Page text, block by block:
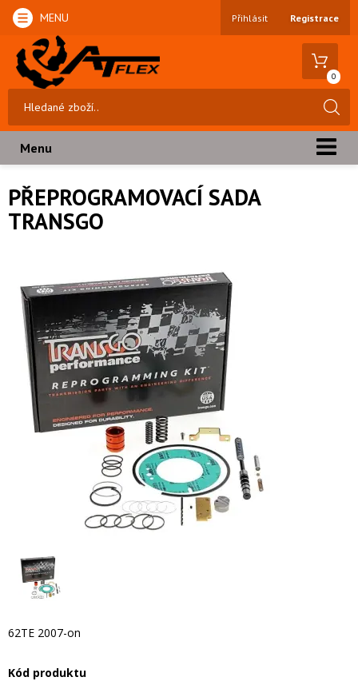
MENU Přihlásit Registrace
0
Menu
PŘEPROGRAMOVACÍ SADA
TRANSGO
62TE 2007-on
Kód produktu